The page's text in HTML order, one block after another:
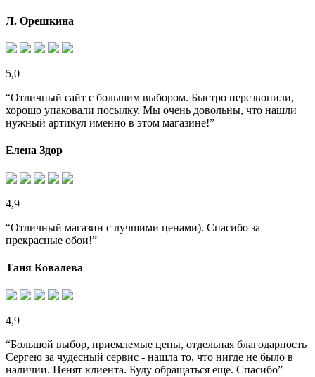
Л. Орешкина
5,0
“Отличный сайт с большим выбором. Быстро перезвонили,
хорошо упаковали посылку. Мы очень довольны, что нашли
нужный артикул именно в этом магазине!”
Елена Здор
4,9
“Отличный магазин с лучшими ценами). Спасибо за
прекрасные обои!”
Таня Ковалева
4,9
“Большой выбор, приемлемые цены, отдельная благодарность
Сергею за чудесный сервис - нашла то, что нигде не было в
наличии. Ценят клиента. Буду обращаться еще. Спасибо”